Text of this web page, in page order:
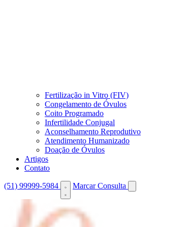
Fertilização in Vitro (FIV)
Congelamento de Óvulos
Coito Programado
Infertilidade Conjugal
Aconselhamento Reprodutivo
Atendimento Humanizado
Doação de Óvulos
Artigos
Contato
(51) 99999-5984 Marcar Consulta